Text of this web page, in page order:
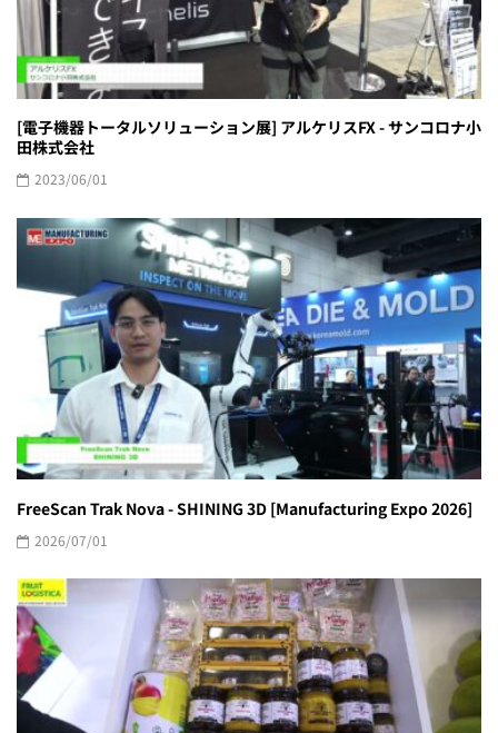
[電子機器トータルソリューション展] アルケリスFX - サンコロナ小
田株式会社
2023/06/01
FreeScan Trak Nova - SHINING 3D [Manufacturing Expo 2026]
2026/07/01